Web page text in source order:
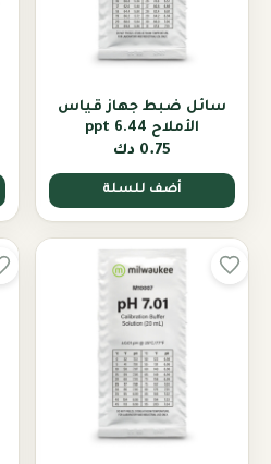
سائل ضبط جهاز قياس
الأملاح 6.44 ppt
0.75 دك
أضف للسلة